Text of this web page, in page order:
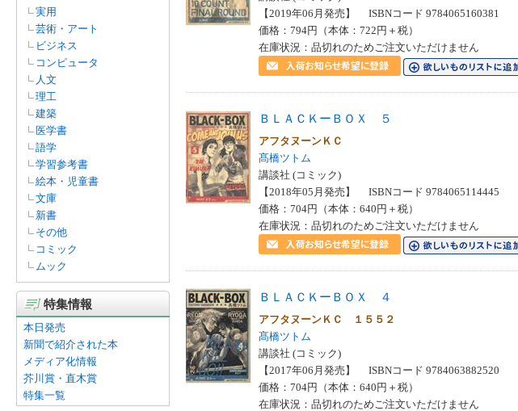
リシ・Ｋ．ナラン(1)
國峰照子(1)
小林よしのり(1)
朝日新聞社(1)
村上雅則(1)
松田道弘(1)
藤田理麻(1)
藪田修身(1)
高島康司(1)
高橋ツトム(1)
高橋鋼一(1)
実用
芸術・アート
ビジネス
コンピュータ
人文
理工
建築
医学書
語学
学習参考書
絵本・児童書
文庫
新書
その他
コミック
ムック
特集情報
本日発売
新聞で紹介された本
メディア化情報
芥川賞・直木賞
特集一覧
【2019年06月発売】 ISBNコード 9784065160381
価格：794円（本体：722円＋税）
在庫状況：品切れのためご注文いただけません
ＢＬＡＣＫーＢＯＸ ５
アフタヌーンＫＣ
髙橋ツトム
講談社 (コミック)
【2018年05月発売】 ISBNコード 9784065114445
価格：704円（本体：640円＋税）
在庫状況：品切れのためご注文いただけません
ＢＬＡＣＫーＢＯＸ ４
アフタヌーンＫＣ １５５２
髙橋ツトム
講談社 (コミック)
【2017年06月発売】 ISBNコード 9784063882520
価格：704円（本体：640円＋税）
在庫状況：品切れのためご注文いただけません